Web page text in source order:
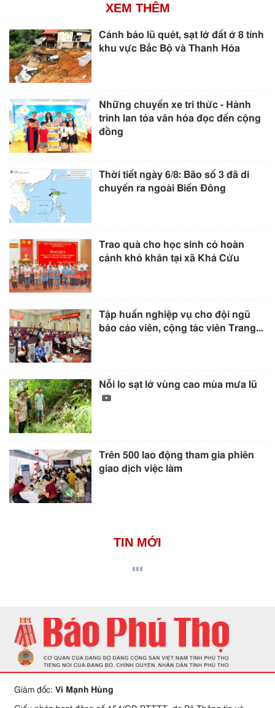
XEM THÊM
Cảnh báo lũ quét, sạt lở đất ở 8 tỉnh
khu vực Bắc Bộ và Thanh Hóa
Những chuyến xe tri thức - Hành
trình lan tỏa văn hóa đọc đến cộng
đồng
Thời tiết ngày 6/8: Bão số 3 đã di
chuyển ra ngoài Biển Đông
Trao quà cho học sinh có hoàn
cảnh khó khăn tại xã Khả Cửu
Tập huấn nghiệp vụ cho đội ngũ
báo cáo viên, cộng tác viên Trang...
Nỗi lo sạt lở vùng cao mùa mưa lũ
Trên 500 lao động tham gia phiên
giao dịch việc làm
TIN MỚI
Giám đốc: Vi Mạnh Hùng